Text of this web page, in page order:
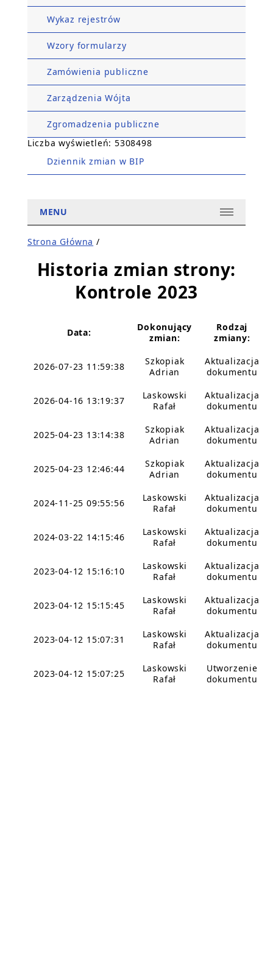
Wykaz rejestrów
Wzory formularzy
Zamówienia publiczne
Zarządzenia Wójta
Zgromadzenia publiczne
Liczba wyświetleń: 5308498
Dziennik zmian w BIP
MENU
Strona Główna /
Historia zmian strony:
Kontrole 2023
Data:
Dokonujący
zmian:
Rodzaj
zmiany:
2026-07-23 11:59:38
Szkopiak
Adrian
Aktualizacja
dokumentu
2026-04-16 13:19:37
Laskowski
Rafał
Aktualizacja
dokumentu
2025-04-23 13:14:38
Szkopiak
Adrian
Aktualizacja
dokumentu
2025-04-23 12:46:44
Szkopiak
Adrian
Aktualizacja
dokumentu
2024-11-25 09:55:56
Laskowski
Rafał
Aktualizacja
dokumentu
2024-03-22 14:15:46
Laskowski
Rafał
Aktualizacja
dokumentu
2023-04-12 15:16:10
Laskowski
Rafał
Aktualizacja
dokumentu
2023-04-12 15:15:45
Laskowski
Rafał
Aktualizacja
dokumentu
2023-04-12 15:07:31
Laskowski
Rafał
Aktualizacja
dokumentu
2023-04-12 15:07:25
Laskowski
Rafał
Utworzenie
dokumentu